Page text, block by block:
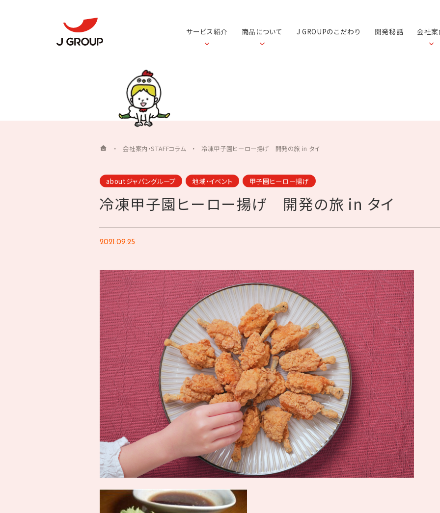
サービス紹介 商品について J GROUPのこだわり 開発秘話 会社案
・会社案内・STAFFコラム・冷凍甲子園ヒーロー揚げ 開発の旅 in タイ
aboutジャパングループ 地域・イベント 甲子園ヒーロー揚げ
冷凍甲子園ヒーロー揚げ 開発の旅 in タイ
2021.09.25